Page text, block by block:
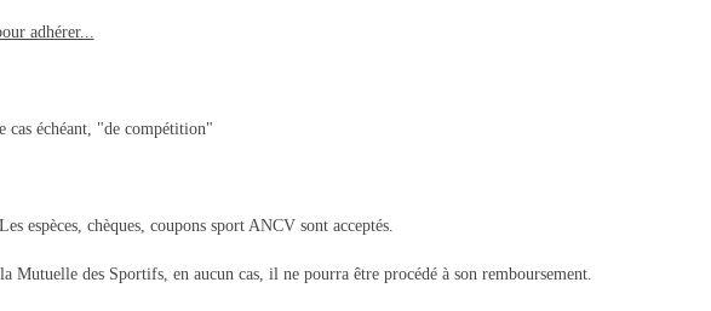
adhérer...
cas échéant, "de compétition"
chèques, coupons sport ANCV sont acceptés.
des Sportifs, en aucun cas, il ne pourra être procédé à son remboursement.